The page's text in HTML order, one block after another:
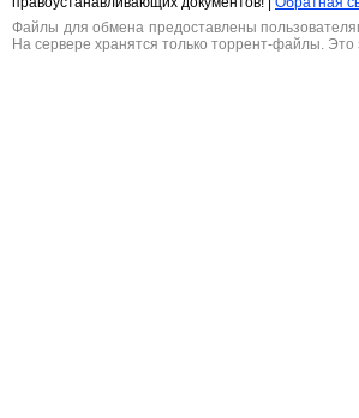
Файлы для обмена предоставлены
На сервере хранятся только торрент-файлы.